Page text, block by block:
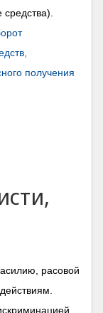
получения
расовой